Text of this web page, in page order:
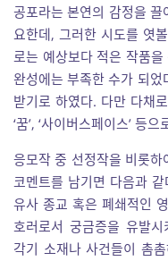
공포라는 본연의 감정을
요한데, 그러한 시도를 엿
로는 예상보다 적은 작품
완성에는 부족한 수가 되
받기로 하였다. 다만 다채로
‘꿈’, ‘사이버스페이스’ 등
응모작 중 선정작을 비롯
코멘트를 남기면 다음과
유사 종교 혹은 폐쇄적인
호러로서 궁금증을 유발
각기 소재나 사건들이 촘